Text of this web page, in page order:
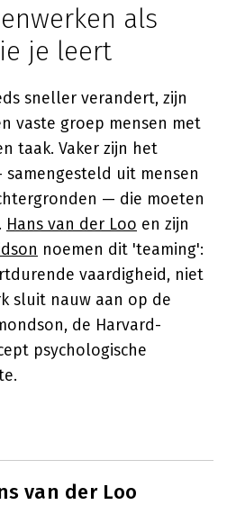
als
je leert
sneller verandert, zijn
vaste groep mensen met
taak. Vaker zijn het
uit mensen
— die moeten
Hans van der Loo en zijn
noemen dit 'teaming':
vaardigheid, niet
sluit nauw aan op de
de Harvard-
psychologische
van der Loo